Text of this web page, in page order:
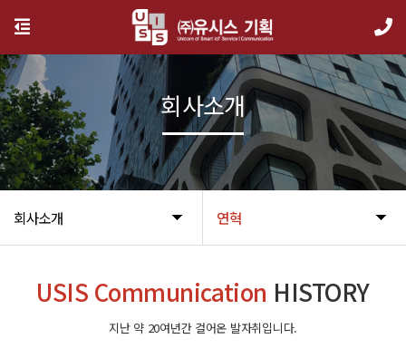
회사소개 연혁
회사소개
USIS Communication HISTORY
지난 약 20여년간 걸어온 발자취입니다.